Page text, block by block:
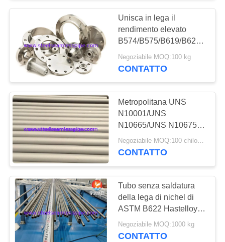
MAPPA
DEL
SITO
PRIVACY
POLICY
Unisca in lega il
rendimento elevato
B574/B575/B619/B622
della tubatura di C276
Hastelloy C
Negoziabile MOQ:100 kg
CONTATTO
Metropolitana UNS
N10001/UNS
N10665/UNS N10675 di
Hastelloy C della lega di
Nikcel per industria
Negoziabile MOQ:100 chilogrammi
CONTATTO
Tubo senza saldatura
della lega di nichel di
ASTM B622 Hastelloy
C276 N10276 2,4819
Negoziabile MOQ:1000 kg
CONTATTO